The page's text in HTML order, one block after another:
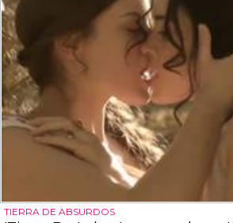
TIERRA DE ABSURDOS